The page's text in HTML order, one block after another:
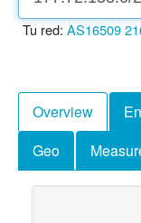
Tu red: AS16509
Overview
Geo